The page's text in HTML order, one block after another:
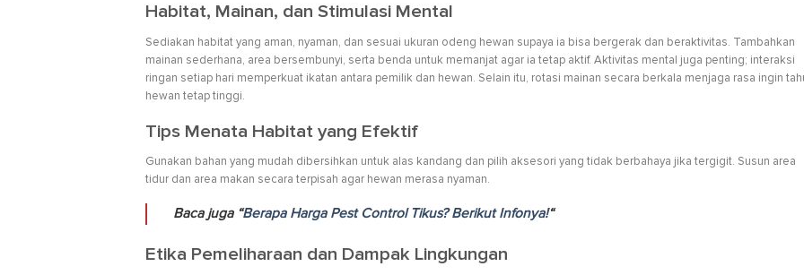
Habitat, Mainan, dan Stimulasi Mental
Sediakan habitat yang aman, nyaman, dan sesuai ukuran odeng hewan supaya ia bisa bergerak dan beraktivitas. Tambahkan
mainan sederhana, area bersembunyi, serta benda untuk memanjat agar ia tetap aktif. Aktivitas mental juga penting; interaksi
ringan setiap hari memperkuat ikatan antara pemilik dan hewan. Selain itu, rotasi mainan secara berkala menjaga rasa ingin
hewan tetap tinggi.
Tips Menata Habitat yang Efektif
Gunakan bahan yang mudah dibersihkan untuk alas kandang dan pilih aksesori yang tidak berbahaya jika tergigit. Susun area
tidur dan area makan secara terpisah agar hewan merasa nyaman.
Baca juga “Berapa Harga Pest Control Tikus? Berikut Infonya!“
Etika Pemeliharaan dan Dampak Lingkungan